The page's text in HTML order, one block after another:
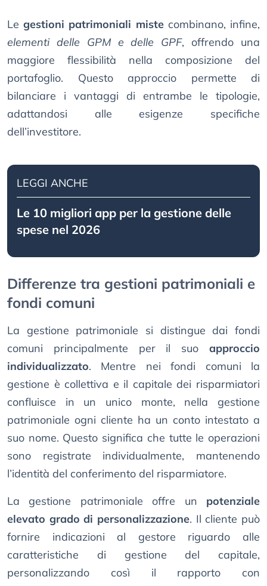
Legestioni patrimoniali mistecombinano, infine,
elementi delle GPM e delle GPF, offrendo una
maggiore flessibilità nella composizione del
portafoglio. Questo approccio permette di
bilanciare i vantaggi di entrambe le tipologie,
adattandosi alle esigenze specifiche
dell’investitore.
LEGGI ANCHE
Le 10 migliori app per la gestione delle
spese nel 2026
Differenze tra gestioni patrimoniali e
fondi comuni
La gestione patrimoniale si distingue dai fondi
comuni principalmente per il suo approccio
individualizzato. Mentre nei fondi comuni la
gestione è collettiva e il capitale dei risparmiatori
confluisce in un unico monte, nella gestione
patrimoniale ogni cliente ha un conto intestato a
suo nome. Questo significa che tutte le operazioni
sono registrate individualmente, mantenendo
l’identità del conferimento del risparmiatore.
La gestione patrimoniale offre un potenziale
elevato grado di personalizzazione. Il cliente può
fornire indicazioni al gestore riguardo alle
caratteristiche di gestione del capitale,
personalizzando così il rapporto con